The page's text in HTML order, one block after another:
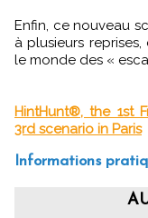
Enfin, ce nouveau
à plusieurs
le monde des «
HintHunt®, the 1st
3rd scenario in Paris
Informations